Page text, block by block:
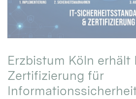
Erzbistum Köln erhält
Zertifizierung für